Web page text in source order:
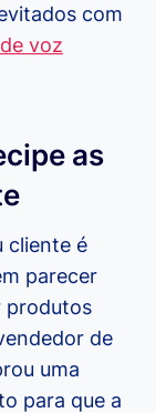
com
voz
as
cliente é
parecer
produtos
de
uma
para que a